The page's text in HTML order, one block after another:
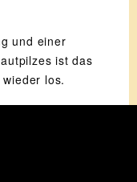
und einer
ist das
los.